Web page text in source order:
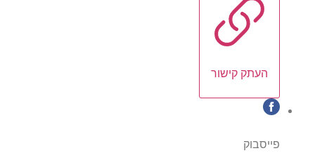
העתק קישור
פייסבוק